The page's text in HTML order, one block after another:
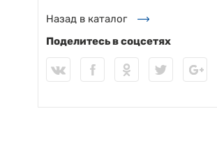
Назад в каталог
Поделитесь в соцсетях